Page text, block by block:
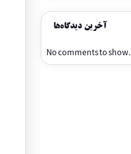
آخرین دیدگاه‌ها
No comments to show.